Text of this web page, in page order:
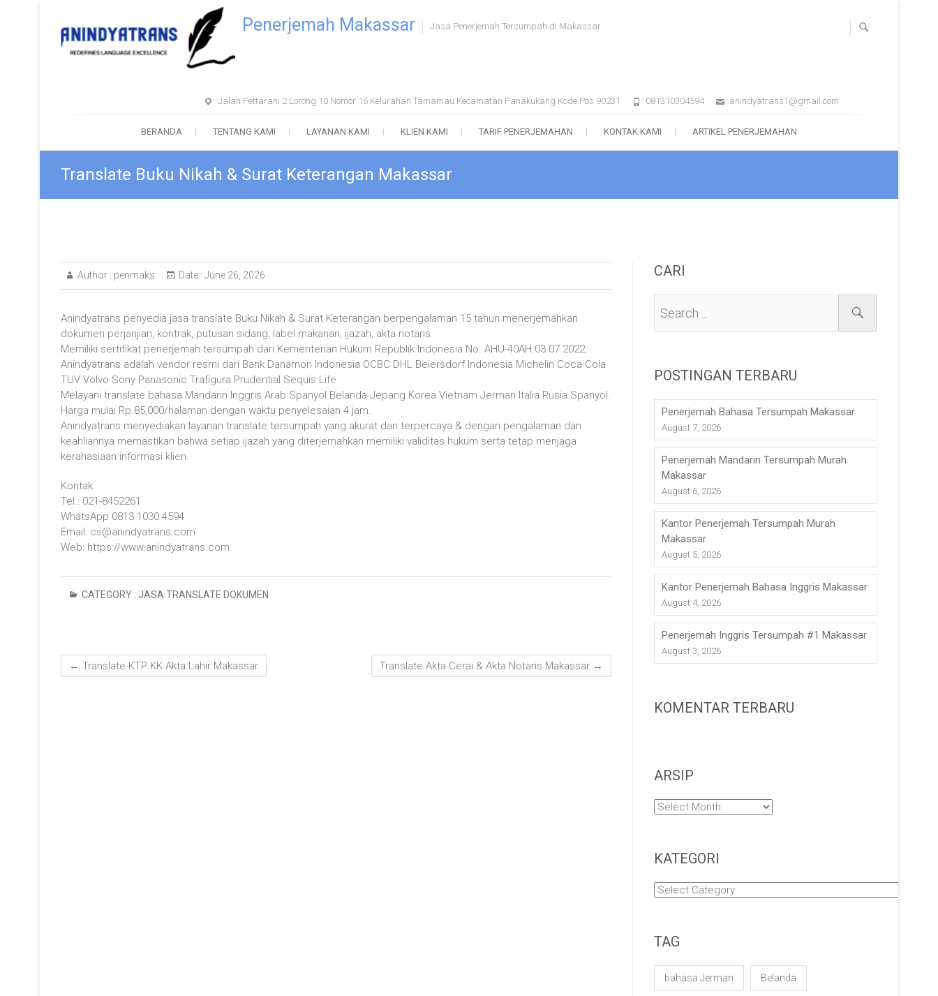
Penerjemah Makassar Jasa Penerjemah Tersumpah di Makassar
Jalan Pettarani 2 Lorong 10 Nomor 16 Kelurahan Tamamau Kecamatan Panakukang Kode Pos 90231 081310304594 anindyatrans1@gmail.com
BERANDA TENTANG KAMI LAYANAN KAMI KLIEN KAMI TARIF PENERJEMAHAN KONTAK KAMI ARTIKEL PENERJEMAHAN
Translate Buku Nikah & Surat Keterangan Makassar
Author : penmaks Date : June 26, 2026
Anindyatrans penyedia jasa translate Buku Nikah & Surat Keterangan berpengalaman 15 tahun menerjemahkan
dokumen perjanjian, kontrak, putusan sidang, label makanan, ijazah, akta notaris.
Memiliki sertifikat penerjemah tersumpah dari Kementerian Hukum Republik Indonesia No. AHU-40AH.03.07.2022.
Anindyatrans adalah vendor resmi dari Bank Danamon Indonesia OCBC DHL Beiersdorf Indonesia Michelin Coca Cola
TUV Volvo Sony Panasonic Trafigura Prudential Sequis Life
Melayani translate bahasa Mandarin Inggris Arab Spanyol Belanda Jepang Korea Vietnam Jerman Italia Rusia Spanyol.
Harga mulai Rp.85,000/halaman dengan waktu penyelesaian 4 jam.
Anindyatrans menyediakan layanan translate tersumpah yang akurat dan terpercaya & dengan pengalaman dan
keahliannya memastikan bahwa setiap ijazah yang diterjemahkan memiliki validitas hukum serta tetap menjaga
kerahasiaan informasi klien.
Kontak:
Tel.: 021-8452261
WhatsApp 0813 1030 4594
Email: cs@anindyatrans.com
Web: https://www.anindyatrans.com
CATEGORY : JASA TRANSLATE DOKUMEN
← Translate KTP KK Akta Lahir Makassar Translate Akta Cerai & Akta Notaris Makassar →
CARI
POSTINGAN TERBARU
Penerjemah Bahasa Tersumpah Makassar
August 7, 2026
Penerjemah Mandarin Tersumpah Murah
Makassar
August 6, 2026
Kantor Penerjemah Tersumpah Murah
Makassar
August 5, 2026
Kantor Penerjemah Bahasa Inggris Makassar
August 4, 2026
Penerjemah Inggris Tersumpah #1 Makassar
August 3, 2026
KOMENTAR TERBARU
ARSIP
Arsip
KATEGORI
Kategori
TAG
bahasa Jerman Belanda